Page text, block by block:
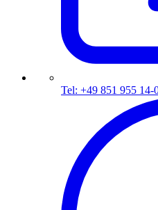
Tel: +49 851 955 14-